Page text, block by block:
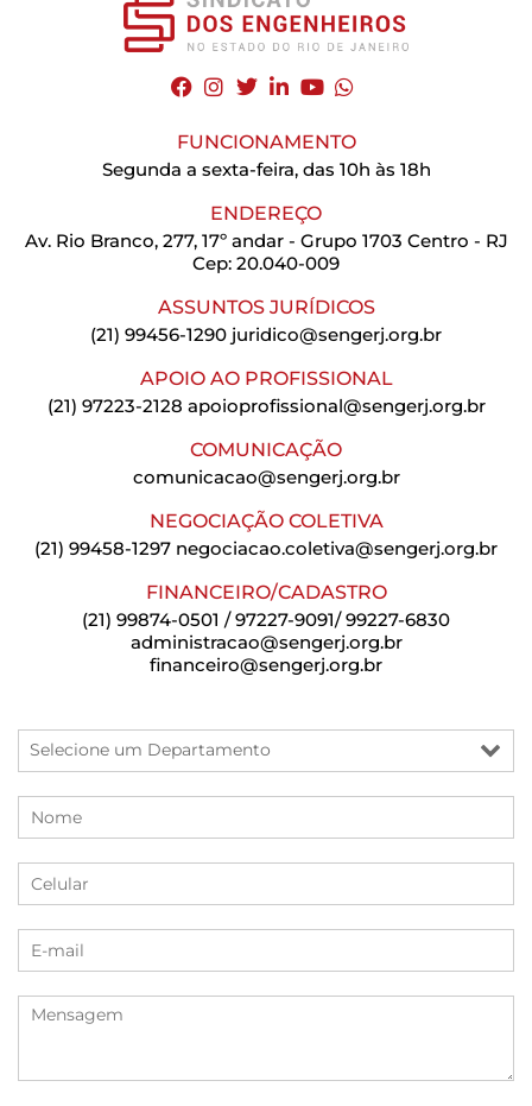
FUNCIONAMENTO
Segunda a sexta-feira, das 10h às 18h
ENDEREÇO
Av. Rio Branco, 277, 17º andar - Grupo 1703 Centro - RJ
Cep: 20.040-009
ASSUNTOS JURÍDICOS
(21) 99456-1290 juridico@sengerj.org.br
APOIO AO PROFISSIONAL
(21) 97223-2128 apoioprofissional@sengerj.org.br
COMUNICAÇÃO
comunicacao@sengerj.org.br
NEGOCIAÇÃO COLETIVA
(21) 99458-1297 negociacao.coletiva@sengerj.org.br
FINANCEIRO/CADASTRO
(21) 99874-0501 / 97227-9091/ 99227-6830
administracao@sengerj.org.br
financeiro@sengerj.org.br